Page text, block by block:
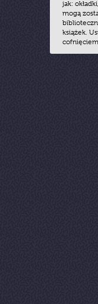
jak:
mogą
książek.